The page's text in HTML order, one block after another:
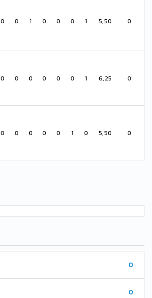
0 0 1 0 0 0 1 5,50 0
0 0 0 0 0 0 1 6,25 0
0 0 0 0 0 1 0 5,50 0
0
0